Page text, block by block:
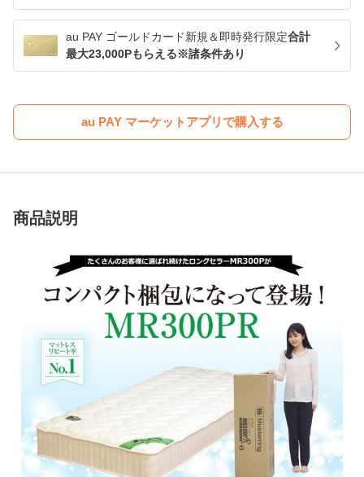
au PAY ゴールドカード新規＆即時発行限定合計
最大23,000Pもらえる※諸条件あり
au PAY マーケットアプリで購入する
商品説明